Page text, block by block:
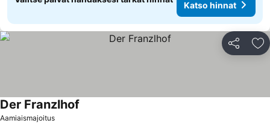
Katso hinnat
Jaa
Aamiaismajoitus
Der Franzlhof